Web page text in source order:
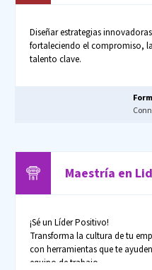
Diseñar estrategias
fortaleciendo el compromiso,
talento clave.
Maestría en
¡Sé un Líder Positivo!
Transforma la cultura de tu
con herramientas que te
equipo de trabajo.